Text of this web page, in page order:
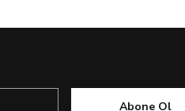
Abone Ol